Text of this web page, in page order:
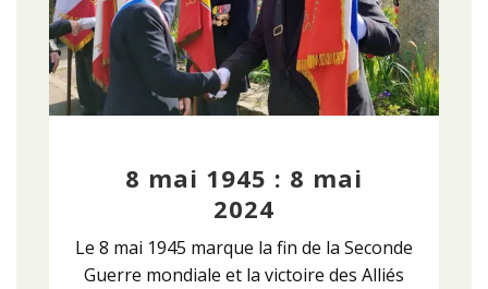
8 mai 1945 : 8 mai
2024
Le 8 mai 1945 marque la fin de la Seconde
Guerre mondiale et la victoire des Alliés